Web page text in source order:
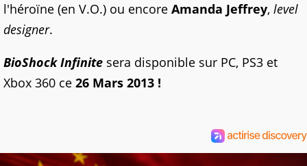
l'héroïne (en V.O.) ou encore Amanda Jeffrey, level
designer.
BioShock Infinite sera disponible sur PC, PS3 et
Xbox 360 ce 26 Mars 2013 !